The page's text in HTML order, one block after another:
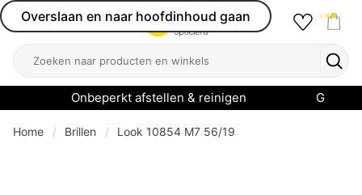
Overslaan en naar hoofdinhoud gaan
Open menu
Zoeken
Onbeperkt afstellen & reinigen
Home Brillen Look 10854 M7 56/19